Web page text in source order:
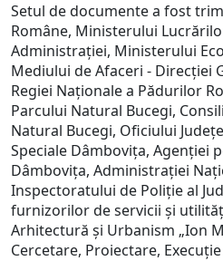
Setul de documente a fost
Române, Ministerului
Administrației, Ministerului
Mediului de Afaceri - Direcției
Regiei Naționale a Pădurilor
Parcului Natural Bucegi,
Natural Bucegi, Oficiului
Speciale Dâmboviţa, Agenției
Dâmboviţa, Administrației
Inspectoratului de Poliție al
furnizorilor de servicii și
Arhitectură și Urbanism „Ion
Cercetare, Proiectare,